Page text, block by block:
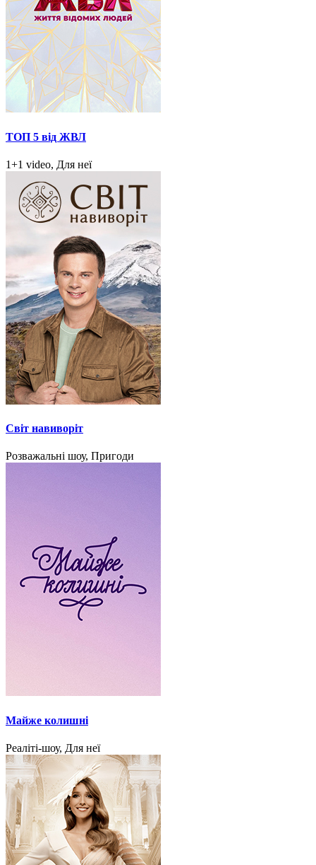
ТОП 5 від ЖВЛ
1+1 video, Для неї
Світ навиворіт
Розважальні шоу, Пригоди
Майже колишні
Реаліті-шоу, Для неї